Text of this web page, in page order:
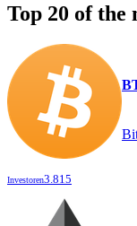
Top 20 of the
Investoren3.815